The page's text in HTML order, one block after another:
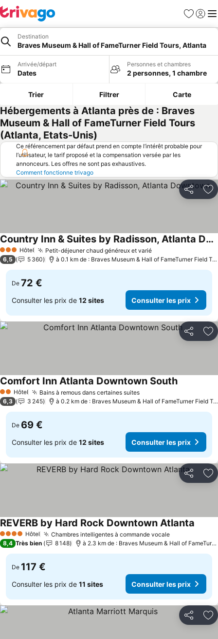
Favoris
Se
Destination
Braves Museum & Hall of FameTurner Field Tours, Atlanta
Arrivée/départ
Dates
Personnes et chambres
2 personnes, 1 chambre
Trier Filtrer Carte
Hébergements à Atlanta près de : Braves
Museum & Hall of FameTurner Field Tours
(Atlanta, Etats-Unis)
Ce référencement par défaut prend en compte l’intérêt probable pour
l’utilisateur, le tarif proposé et la compensation versée par les
annonceurs. Les offres ne sont pas exhaustives.
Comment fonctionne trivago
Partager
3 ÉtoilesHôtel Petit-déjeuner chaud généreux et varié
Country Inn & Suites by Radisson, Atlanta Downtown
6,5 5 360 à 0.1 km de : Braves Museum & Hall of FameTurner Field Tours
De 72 €
Consulter les prix de 12 sites Consulter les prix
Partager
2 Étoiles
Hôtel Bains à remous dans certaines suites
Comfort Inn Atlanta Downtown South
6,3 3 245 à 0.2 km de : Braves Museum & Hall of FameTurner Field Tours
De 69 €
Consulter les prix de 12 sites Consulter les prix
Partager
4 Étoiles Hôtel Chambres intelligentes à commande vocale
REVERB by Hard Rock Downtown Atlanta
8,4 Très bien 8 148 à 2.3 km de : Braves Museum & Hall of FameTurner Field Tours
De 117 €
Consulter les prix de 11 sites Consulter les prix
Partager